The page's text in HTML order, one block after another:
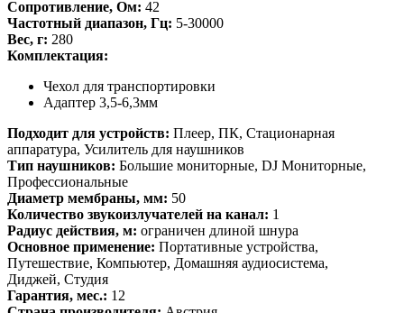
Сопротивление, Ом: 42
Частотный диапазон, Гц: 5-30000
Вес, г: 280
Комплектация:
Чехол для транспортировки
Адаптер 3,5-6,3мм
Подходит для устройств: Плеер, ПК, Стационарная
аппаратура, Усилитель для наушников
Тип наушников: Большие мониторные, DJ Мониторные,
Профессиональные
Диаметр мембраны, мм: 50
Количество звукоизлучателей на канал: 1
Радиус действия, м: ограничен длиной шнура
Основное применение: Портативные устройства,
Путешествие, Компьютер, Домашняя аудиосистема,
Диджей, Студия
Гарантия, мес.: 12